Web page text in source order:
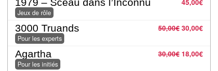
Tables
Accessoires
Jeux
Jeux de rôle
50,00€ 30,00€
3000 Truands
Pour les experts
30,00€ 18,00€
Agartha
Pour les initiés